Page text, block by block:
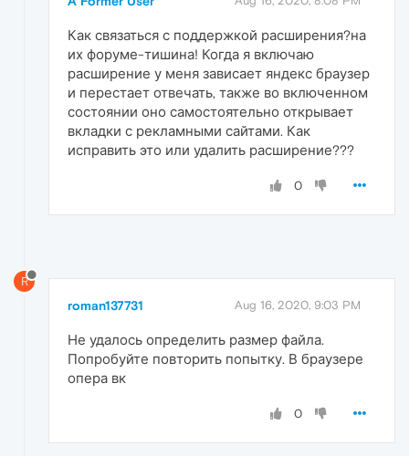
Как связаться с поддержкой расширения?на
их форуме-тишина! Когда я включаю
расширение у меня зависает яндекс браузер
и перестает отвечать, также во включенном
состоянии оно самостоятельно открывает
вкладки с рекламными сайтами. Как
исправить это или удалить расширение???
0
R
roman137731 Aug 16, 2020, 9:03 PM
Не удалось определить размер файла.
Попробуйте повторить попытку. В браузере
опера вк
0